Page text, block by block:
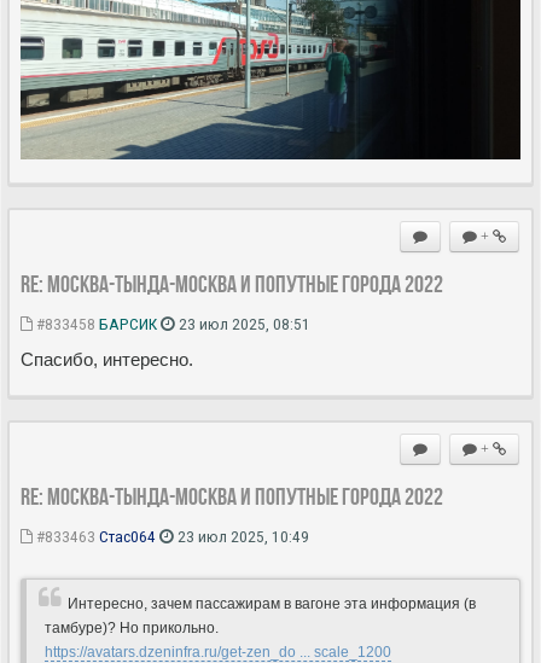
+
Re: Москва-Тында-Москва и попутные города 2022
#833458 БАРСИК 23 июл 2025, 08:51
Спасибо, интересно.
+
Re: Москва-Тында-Москва и попутные города 2022
#833463 Стас064 23 июл 2025, 10:49
Интересно, зачем пассажирам в вагоне эта информация (в
тамбуре)? Но прикольно.
https://avatars.dzeninfra.ru/get-zen_do ... scale_1200